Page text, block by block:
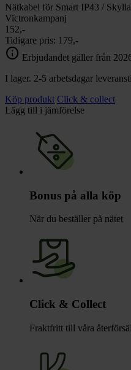
Nätkabel för Smart IP43 /
Victronkampanj
152,-
Tidigare pris: 179,-
info Erbjudandet gäller från
I lager. 2-5 arbetsdagar
Köp produkt Click & collect
Lägg till i jämförelse
Bonus på alla köp
När du beställer på nätet
Click & Collect
Fraktfritt till våra